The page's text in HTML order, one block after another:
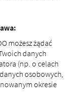
możesz żądać
danych
(np. o celach
osobowych,
okresie